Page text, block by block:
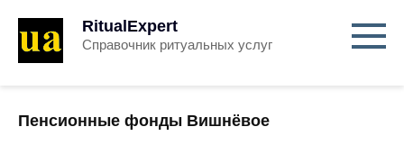
RitualExpert
Справочник ритуальных услуг
Пенсионные фонды Вишнёвое